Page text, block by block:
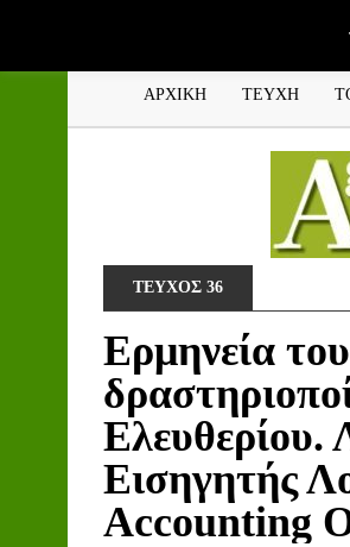
ΑΡΧΙΚΗ ΤΕΥΧΗ
ΤΕΥΧΟΣ 36
Ερμηνεία
Ελευθερίου.
Εισηγητής
Accounting